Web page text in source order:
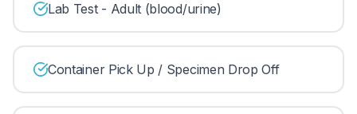
Lab Test - Adult (blood/urine)
Container Pick Up / Specimen Drop Off